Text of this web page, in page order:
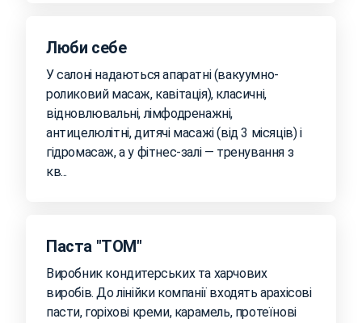
Люби себе
У салоні надаються апаратні (вакуумно-
роликовий масаж, кавітація), класичні,
відновлювальні, лімфодренажні,
антицелюлітні, дитячі масажі (від 3 місяців) і
гідромасаж, а у фітнес-залі — тренування з
кв...
Паста "ТОМ"
Виробник кондитерських та харчових
виробів. До лінійки компанії входять арахісові
пасти, горіхові креми, карамель, протеїнові